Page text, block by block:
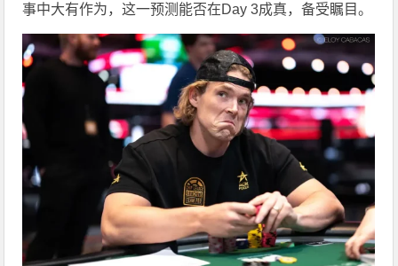
事中大有作为，这一预测能否在Day 3成真，备受瞩目。